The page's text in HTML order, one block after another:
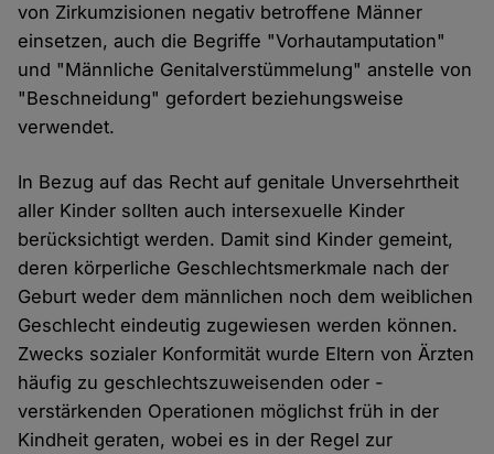
von Zirkumzisionen negativ betroffene Männer
einsetzen, auch die Begriffe "Vorhautamputation"
und "Männliche Genitalverstümmelung" anstelle von
"Beschneidung" gefordert beziehungsweise
verwendet.
In Bezug auf das Recht auf genitale Unversehrtheit
aller Kinder sollten auch intersexuelle Kinder
berücksichtigt werden. Damit sind Kinder gemeint,
deren körperliche Geschlechtsmerkmale nach der
Geburt weder dem männlichen noch dem weiblichen
Geschlecht eindeutig zugewiesen werden können.
Zwecks sozialer Konformität wurde Eltern von Ärzten
häufig zu geschlechtszuweisenden oder -
verstärkenden Operationen möglichst früh in der
Kindheit geraten, wobei es in der Regel zur